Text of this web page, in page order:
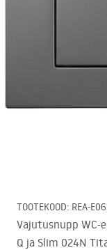
TOOTEKOOD: REA-
Vajutusnupp WC-
Q ja Slim 024N